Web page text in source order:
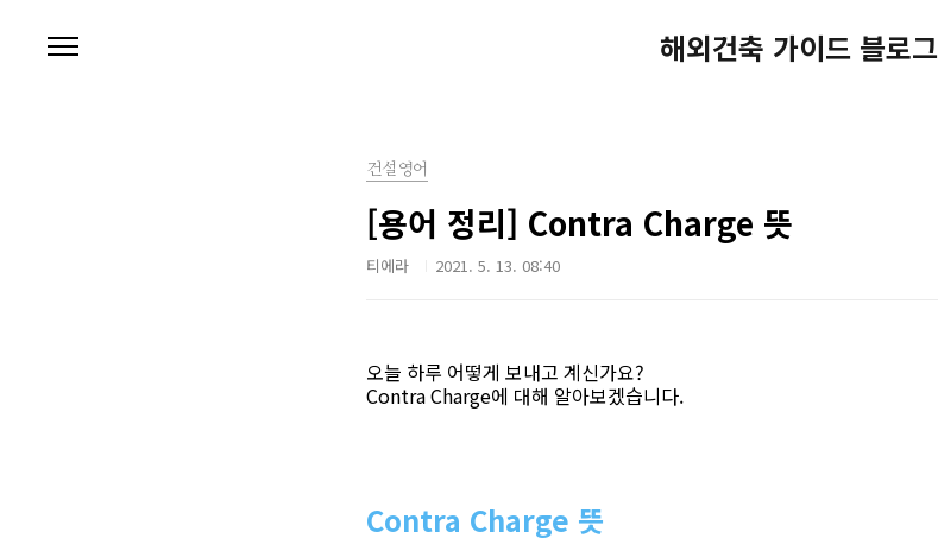
해외건축 가이드 블로그
건설영어
[용어 정리] Contra Charge 뜻
티에라 2021. 5. 13. 08:40
오늘 하루 어떻게 보내고 계신가요?
Contra Charge에 대해 알아보겠습니다.
Contra Charge 뜻